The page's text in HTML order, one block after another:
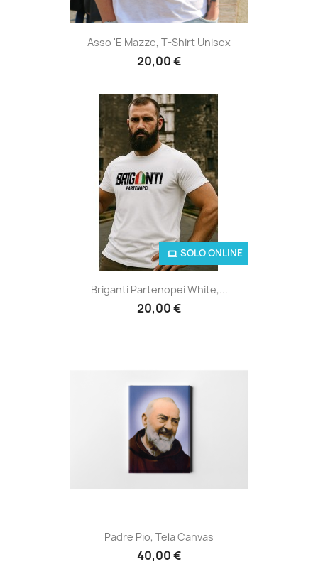
Asso 'e Mazze, T-Shirt Unisex
20,00 €
Briganti Partenopei White,...
20,00 €
SOLO ONLINE
Padre Pio, Tela Canvas
40,00 €